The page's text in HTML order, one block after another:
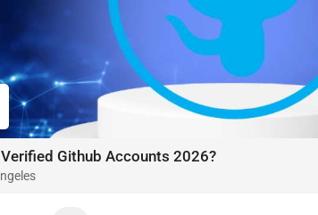
Verified Github Accounts 2026?